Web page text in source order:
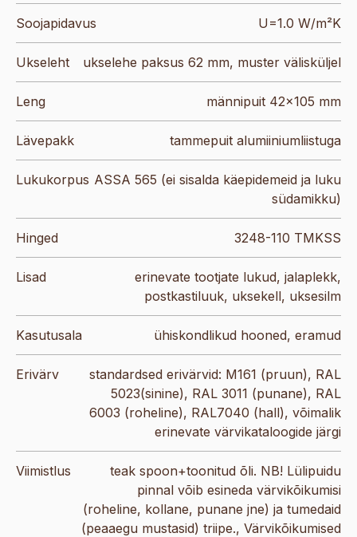
Soojapidavus U=1.0 W/m²K
Ukseleht ukselehe paksus 62 mm, muster välisküljel
Leng männipuit 42×105 mm
Lävepakk tammepuit alumiiniumliistuga
Lukukorpus ASSA 565 (ei sisalda käepidemeid ja luku
südamikku)
Hinged 3248-110 TMKSS
Lisad
erinevate tootjate lukud, jalaplekk,
postkastiluuk, uksekell, uksesilm
Kasutusala ühiskondlikud hooned, eramud
Erivärv
standardsed erivärvid: M161 (pruun), RAL
5023(sinine), RAL 3011 (punane), RAL
6003 (roheline), RAL7040 (hall), võimalik
erinevate värvikataloogide järgi
Viimistlus
teak spoon+toonitud õli. NB! Lülipuidu
pinnal võib esineda värvikõikumisi
(roheline, kollane, punane jne) ja tumedaid
(peaaegu mustasid) triipe., Värvikõikumised